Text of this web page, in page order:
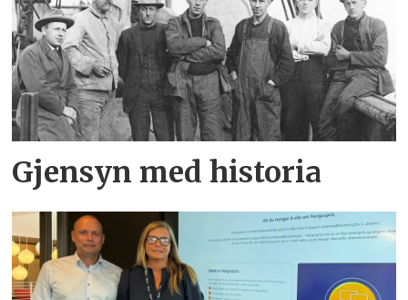
Gjensyn med historia